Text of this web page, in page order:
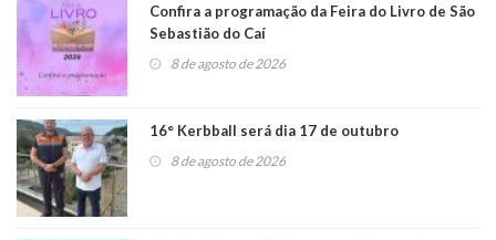
Confira a programação da Feira do Livro de São
Sebastião do Caí
8 de agosto de 2026
16° Kerbball será dia 17 de outubro
8 de agosto de 2026